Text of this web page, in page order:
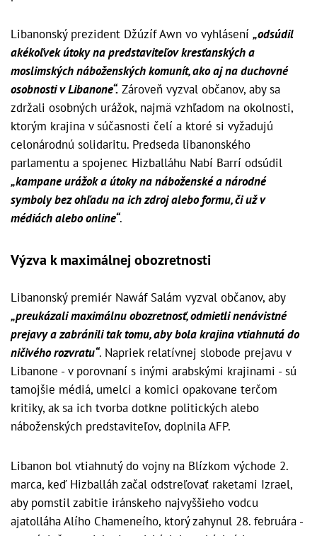
Libanonský prezident Džúzíf Awn vo vyhlásení „odsúdil
akékoľvek útoky na predstaviteľov kresťanských a
moslimských náboženských komunít, ako aj na duchovné
osobnosti v Libanone“. Zároveň vyzval občanov, aby sa
zdržali osobných urážok, najmä vzhľadom na okolnosti,
ktorým krajina v súčasnosti čelí a ktoré si vyžadujú
celonárodnú solidaritu. Predseda libanonského
parlamentu a spojenec Hizballáhu Nabí Barrí odsúdil
„kampane urážok a útoky na náboženské a národné
symboly bez ohľadu na ich zdroj alebo formu, či už v
médiách alebo online“.
Výzva k maximálnej obozretnosti
Libanonský premiér Nawáf Salám vyzval občanov, aby
„preukázali maximálnu obozretnosť, odmietli nenávistné
prejavy a zabránili tak tomu, aby bola krajina vtiahnutá do
ničivého rozvratu“. Napriek relatívnej slobode prejavu v
Libanone - v porovnaní s inými arabskými krajinami - sú
tamojšie médiá, umelci a komici opakovane terčom
kritiky, ak sa ich tvorba dotkne politických alebo
náboženských predstaviteľov, doplnila AFP.
Libanon bol vtiahnutý do vojny na Blízkom východe 2.
marca, keď Hizballáh začal odstreľovať raketami Izrael,
aby pomstil zabitie iránskeho najvyššieho vodcu
ajatolláha Alího Chameneího, ktorý zahynul 28. februára -